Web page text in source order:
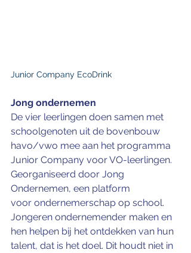
Junior Company EcoDrink
Jong ondernemen
De vier leerlingen doen samen met
schoolgenoten uit de bovenbouw
havo/vwo mee aan het programma
Junior Company voor VO-leerlingen.
Georganiseerd door Jong
Ondernemen, een platform
voor ondernemerschap op school.
Jongeren ondernemender maken en
hen helpen bij het ontdekken van hun
talent, dat is het doel. Dit houdt niet in